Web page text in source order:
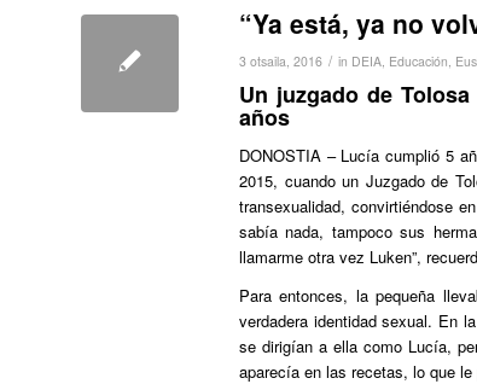
“Ya está, ya no
3 otsaila, 2016 / in DEIA, Educación,
Un juzgado de
años
DONOSTIA – Lucía cumplió 5
2015, cuando un Juzgado de
transexualidad, convirtiéndose
sabía nada, tampoco sus
llamarme otra vez Luken”,
Para entonces, la pequeña
verdadera identidad sexual. En
se dirigían a ella como Lucía,
aparecía en las recetas, lo que